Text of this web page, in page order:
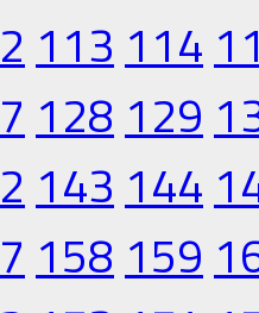
113 114
128 129
143 144
158 159